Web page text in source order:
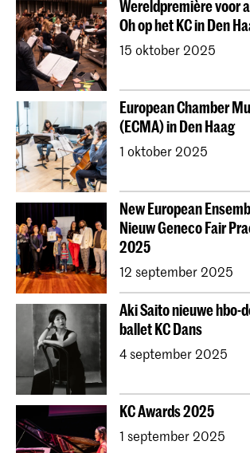
Contractonderwijs
Vooropleiding
Jong KC Muziek
Alle afdelingen
Wereldpremière voor
Oh op het KC in Den
15 oktober 2025
European Chamber
(ECMA) in Den Haag
1 oktober 2025
New European
Nieuw Geneco Fair
2025
12 september 2025
Aki Saito nieuwe hbo-
ballet KC Dans
4 september 2025
KC Awards 2025
1 september 2025